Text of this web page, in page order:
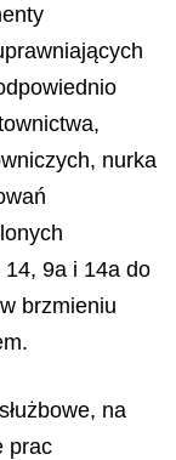
nurka
14, 9a i 14a do
brzmieniu
na
prac